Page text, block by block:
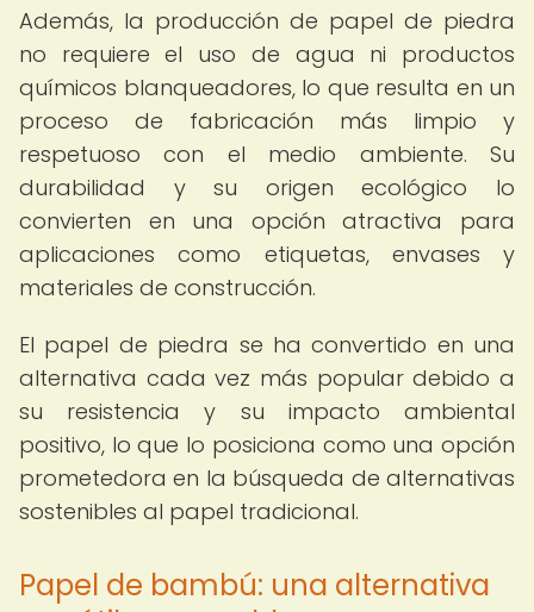
Además, la producción de papel de piedra
no requiere el uso de agua ni productos
químicos blanqueadores, lo que resulta en un
proceso de fabricación más limpio y
respetuoso con el medio ambiente. Su
durabilidad y su origen ecológico lo
convierten en una opción atractiva para
aplicaciones como etiquetas, envases y
materiales de construcción.
El papel de piedra se ha convertido en una
alternativa cada vez más popular debido a
su resistencia y su impacto ambiental
positivo, lo que lo posiciona como una opción
prometedora en la búsqueda de alternativas
sostenibles al papel tradicional.
Papel de bambú: una alternativa